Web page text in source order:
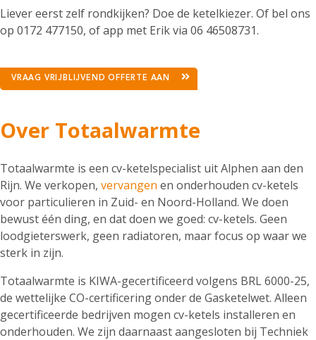
Liever eerst zelf rondkijken? Doe de ketelkiezer. Of bel ons
op 0172 477150, of app met Erik via 06 46508731.
VRAAG VRIJBLIJVEND OFFERTE AAN
Over Totaalwarmte
Totaalwarmte is een cv-ketelspecialist uit Alphen aan den
Rijn. We verkopen, vervangen en onderhouden cv-ketels
voor particulieren in Zuid- en Noord-Holland. We doen
bewust één ding, en dat doen we goed: cv-ketels. Geen
loodgieterswerk, geen radiatoren, maar focus op waar we
sterk in zijn.
Totaalwarmte is KIWA-gecertificeerd volgens BRL 6000-25,
de wettelijke CO-certificering onder de Gasketelwet. Alleen
gecertificeerde bedrijven mogen cv-ketels installeren en
onderhouden. We zijn daarnaast aangesloten bij Techniek